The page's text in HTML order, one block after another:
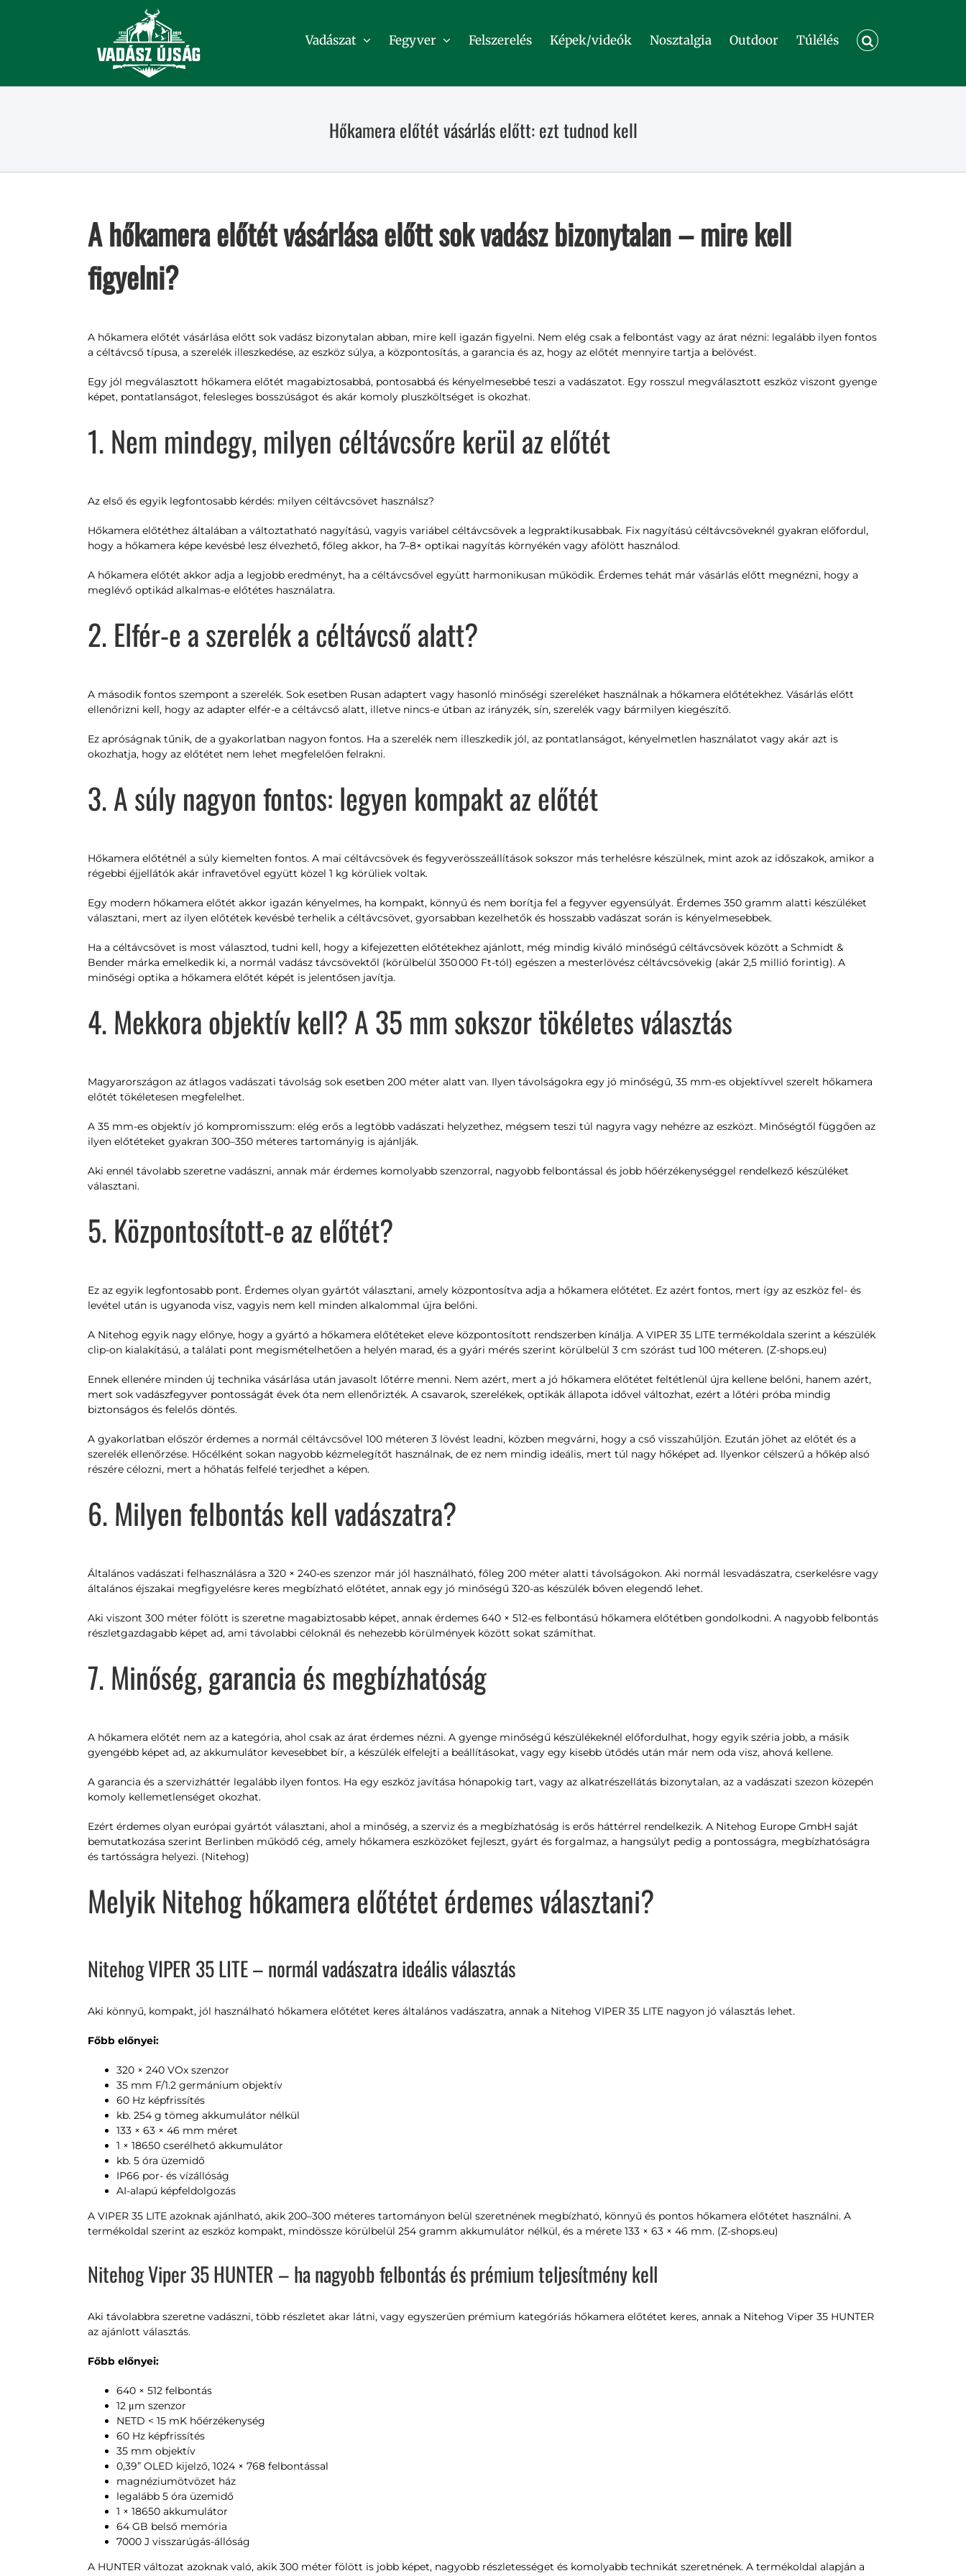
Vadászat Fegyver Felszerelés Képek/videók Nosztalgia Outdoor Túlélés
Hőkamera előtét vásárlás előtt: ezt tudnod kell
A hőkamera előtét vásárlása előtt sok vadász bizonytalan – mire kell
figyelni?
A hőkamera előtét vásárlása előtt sok vadász bizonytalan abban, mire kell igazán figyelni. Nem elég csak a felbontást vagy az árat nézni: legalább ilyen fontos
a céltávcső típusa, a szerelék illeszkedése, az eszköz súlya, a központosítás, a garancia és az, hogy az előtét mennyire tartja a belövést.
Egy jól megválasztott hőkamera előtét magabiztosabbá, pontosabbá és kényelmesebbé teszi a vadászatot. Egy rosszul megválasztott eszköz viszont gyenge
képet, pontatlanságot, felesleges bosszúságot és akár komoly pluszköltséget is okozhat.
1. Nem mindegy, milyen céltávcsőre kerül az előtét
Az első és egyik legfontosabb kérdés: milyen céltávcsövet használsz?
Hőkamera előtéthez általában a változtatható nagyítású, vagyis variábel céltávcsövek a legpraktikusabbak. Fix nagyítású céltávcsöveknél gyakran előfordul,
hogy a hőkamera képe kevésbé lesz élvezhető, főleg akkor, ha 7–8× optikai nagyítás környékén vagy afölött használod.
A hőkamera előtét akkor adja a legjobb eredményt, ha a céltávcsővel együtt harmonikusan működik. Érdemes tehát már vásárlás előtt megnézni, hogy a
meglévő optikád alkalmas-e előtétes használatra.
2. Elfér-e a szerelék a céltávcső alatt?
A második fontos szempont a szerelék. Sok esetben Rusan adaptert vagy hasonló minőségi szereléket használnak a hőkamera előtétekhez. Vásárlás előtt
ellenőrizni kell, hogy az adapter elfér-e a céltávcső alatt, illetve nincs-e útban az irányzék, sín, szerelék vagy bármilyen kiegészítő.
Ez apróságnak tűnik, de a gyakorlatban nagyon fontos. Ha a szerelék nem illeszkedik jól, az pontatlanságot, kényelmetlen használatot vagy akár azt is
okozhatja, hogy az előtétet nem lehet megfelelően felrakni.
3. A súly nagyon fontos: legyen kompakt az előtét
Hőkamera előtétnél a súly kiemelten fontos. A mai céltávcsövek és fegyverösszeállítások sokszor más terhelésre készülnek, mint azok az időszakok, amikor a
régebbi éjjellátók akár infravetővel együtt közel 1 kg körüliek voltak.
Egy modern hőkamera előtét akkor igazán kényelmes, ha kompakt, könnyű és nem borítja fel a fegyver egyensúlyát. Érdemes 350 gramm alatti készüléket
választani, mert az ilyen előtétek kevésbé terhelik a céltávcsövet, gyorsabban kezelhetők és hosszabb vadászat során is kényelmesebbek.
Ha a céltávcsövet is most választod, tudni kell, hogy a kifejezetten előtétekhez ajánlott, még mindig kiváló minőségű céltávcsövek között a Schmidt &
Bender márka emelkedik ki, a normál vadász távcsövektől (körülbelül 350 000 Ft-tól) egészen a mesterlövész céltávcsövekig (akár 2,5 millió forintig). A
minőségi optika a hőkamera előtét képét is jelentősen javítja.
4. Mekkora objektív kell? A 35 mm sokszor tökéletes választás
Magyarországon az átlagos vadászati távolság sok esetben 200 méter alatt van. Ilyen távolságokra egy jó minőségű, 35 mm-es objektívvel szerelt hőkamera
előtét tökéletesen megfelelhet.
A 35 mm-es objektív jó kompromisszum: elég erős a legtöbb vadászati helyzethez, mégsem teszi túl nagyra vagy nehézre az eszközt. Minőségtől függően az
ilyen előtéteket gyakran 300–350 méteres tartományig is ajánlják.
Aki ennél távolabb szeretne vadászni, annak már érdemes komolyabb szenzorral, nagyobb felbontással és jobb hőérzékenységgel rendelkező készüléket
választani.
5. Központosított-e az előtét?
Ez az egyik legfontosabb pont. Érdemes olyan gyártót választani, amely központosítva adja a hőkamera előtétet. Ez azért fontos, mert így az eszköz fel- és
levétel után is ugyanoda visz, vagyis nem kell minden alkalommal újra belőni.
A Nitehog egyik nagy előnye, hogy a gyártó a hőkamera előtéteket eleve központosított rendszerben kínálja. A VIPER 35 LITE termékoldala szerint a készülék
clip-on kialakítású, a találati pont megismételhetően a helyén marad, és a gyári mérés szerint körülbelül 3 cm szórást tud 100 méteren. (Z-shops.eu)
Ennek ellenére minden új technika vásárlása után javasolt lőtérre menni. Nem azért, mert a jó hőkamera előtétet feltétlenül újra kellene belőni, hanem azért,
mert sok vadászfegyver pontosságát évek óta nem ellenőrizték. A csavarok, szerelékek, optikák állapota idővel változhat, ezért a lőtéri próba mindig
biztonságos és felelős döntés.
A gyakorlatban először érdemes a normál céltávcsővel 100 méteren 3 lövést leadni, közben megvárni, hogy a cső visszahűljön. Ezután jöhet az előtét és a
szerelék ellenőrzése. Hőcélként sokan nagyobb kézmelegítőt használnak, de ez nem mindig ideális, mert túl nagy hőképet ad. Ilyenkor célszerű a hőkép alsó
részére célozni, mert a hőhatás felfelé terjedhet a képen.
6. Milyen felbontás kell vadászatra?
Általános vadászati felhasználásra a 320 × 240-es szenzor már jól használható, főleg 200 méter alatti távolságokon. Aki normál lesvadászatra, cserkelésre vagy
általános éjszakai megfigyelésre keres megbízható előtétet, annak egy jó minőségű 320-as készülék bőven elegendő lehet.
Aki viszont 300 méter fölött is szeretne magabiztosabb képet, annak érdemes 640 × 512-es felbontású hőkamera előtétben gondolkodni. A nagyobb felbontás
részletgazdagabb képet ad, ami távolabbi céloknál és nehezebb körülmények között sokat számíthat.
7. Minőség, garancia és megbízhatóság
A hőkamera előtét nem az a kategória, ahol csak az árat érdemes nézni. A gyenge minőségű készülékeknél előfordulhat, hogy egyik széria jobb, a másik
gyengébb képet ad, az akkumulátor kevesebbet bír, a készülék elfelejti a beállításokat, vagy egy kisebb ütődés után már nem oda visz, ahová kellene.
A garancia és a szervizháttér legalább ilyen fontos. Ha egy eszköz javítása hónapokig tart, vagy az alkatrészellátás bizonytalan, az a vadászati szezon közepén
komoly kellemetlenséget okozhat.
Ezért érdemes olyan európai gyártót választani, ahol a minőség, a szerviz és a megbízhatóság is erős háttérrel rendelkezik. A Nitehog Europe GmbH saját
bemutatkozása szerint Berlinben működő cég, amely hőkamera eszközöket fejleszt, gyárt és forgalmaz, a hangsúlyt pedig a pontosságra, megbízhatóságra
és tartósságra helyezi. (Nitehog)
Melyik Nitehog hőkamera előtétet érdemes választani?
Nitehog VIPER 35 LITE – normál vadászatra ideális választás
Aki könnyű, kompakt, jól használható hőkamera előtétet keres általános vadászatra, annak a Nitehog VIPER 35 LITE nagyon jó választás lehet.
Főbb előnyei:
320 × 240 VOx szenzor
35 mm F/1.2 germánium objektív
60 Hz képfrissítés
kb. 254 g tömeg akkumulátor nélkül
133 × 63 × 46 mm méret
1 × 18650 cserélhető akkumulátor
kb. 5 óra üzemidő
IP66 por- és vízállóság
AI-alapú képfeldolgozás
A VIPER 35 LITE azoknak ajánlható, akik 200–300 méteres tartományon belül szeretnének megbízható, könnyű és pontos hőkamera előtétet használni. A
termékoldal szerint az eszköz kompakt, mindössze körülbelül 254 gramm akkumulátor nélkül, és a mérete 133 × 63 × 46 mm. (Z-shops.eu)
Nitehog Viper 35 HUNTER – ha nagyobb felbontás és prémium teljesítmény kell
Aki távolabbra szeretne vadászni, több részletet akar látni, vagy egyszerűen prémium kategóriás hőkamera előtétet keres, annak a Nitehog Viper 35 HUNTER
az ajánlott választás.
Főbb előnyei:
640 × 512 felbontás
12 μm szenzor
NETD < 15 mK hőérzékenység
60 Hz képfrissítés
35 mm objektív
0,39” OLED kijelző, 1024 × 768 felbontással
magnéziumötvözet ház
legalább 5 óra üzemidő
1 × 18650 akkumulátor
64 GB belső memória
7000 J visszarúgás-állóság
A HUNTER változat azoknak való, akik 300 méter fölött is jobb képet, nagyobb részletességet és komolyabb technikát szeretnének. A termékoldal alapján a